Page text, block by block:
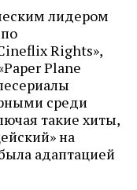
лидером
Rights»,
Plane
среди
такие хиты,
на
адаптацией